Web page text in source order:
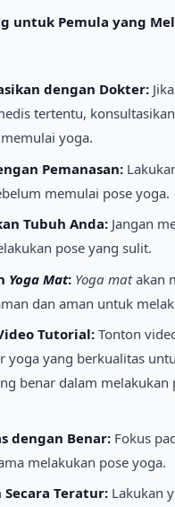
untuk Pemula yang
dengan Dokter:
tertentu,
yoga.
Pemanasan:
memulai pose yoga.
Tubuh Anda: Jangan
pose yang sulit.
Yoga Mat: Yoga matakan
dan aman untuk
Tutorial: Tonton
yoga yang berkualitas
benar dalam melakukan
dengan Benar: Fokus
melakukan pose yoga.
Secara Teratur: Lakukan